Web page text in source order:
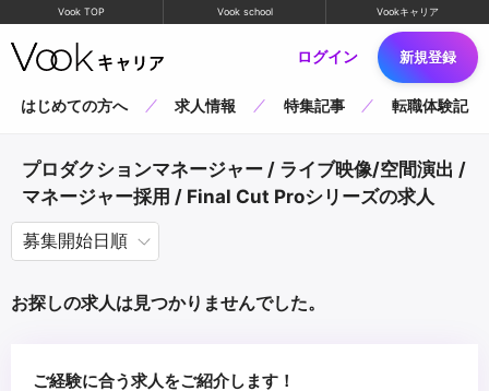
Vook TOP Vook school Vookキャリア
ログイン 新規登録
はじめての方へ 求人情報 特集記事 転職体験記
プロダクションマネージャー / ライブ映像/空間演出 /
マネージャー採用 / Final Cut Proシリーズの求人
お探しの求人は見つかりませんでした。
ご経験に合う求人をご紹介します！